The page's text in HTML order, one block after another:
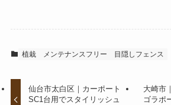
植栽 メンテナンスフリー 目隠しフェンス
仙台市太白区｜カーポート
SC1台用でスタイリッシュ
大崎市
ゴラポ